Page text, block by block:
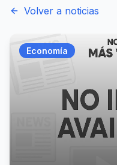
Volver a noticias
Economía